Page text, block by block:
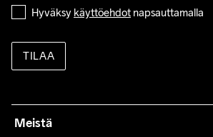
Hyväksy käyttöehdot napsauttamalla
TILAA
Meistä